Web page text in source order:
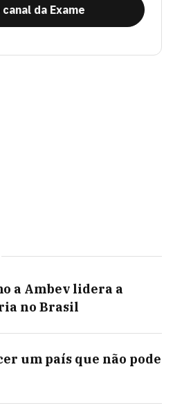
da Exame
a Ambev lidera a
no Brasil
um país que não pode